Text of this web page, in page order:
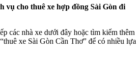
vụ cho thuê xe hợp đồng Sài Gòn đi
các nhà xe dưới đây hoặc tìm kiếm thêm
xe Sài Gòn Cần Thơ” để có nhiều lựa